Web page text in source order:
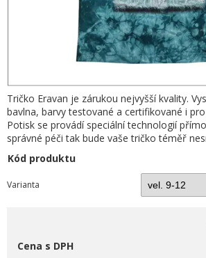
Tričko Eravan je zárukou nejvyšší kvality.
bavlna, barvy testované a certifikované i
Potisk se provádí speciální technologií
správné péči tak bude vaše tričko téměř
Kód produktu
Varianta
Cena s DPH